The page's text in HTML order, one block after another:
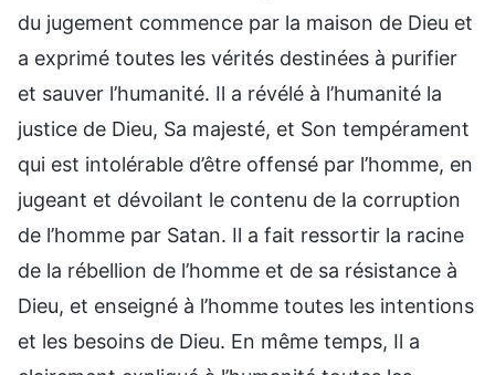
du jugement commence par la maison de Dieu et
a exprimé toutes les vérités destinées à purifier
et sauver l’humanité. Il a révélé à l’humanité la
justice de Dieu, Sa majesté, et Son tempérament
qui est intolérable d’être offensé par l’homme, en
jugeant et dévoilant le contenu de la corruption
de l’homme par Satan. Il a fait ressortir la racine
de la rébellion de l’homme et de sa résistance à
Dieu, et enseigné à l’homme toutes les intentions
et les besoins de Dieu. En même temps, Il a